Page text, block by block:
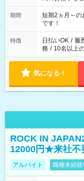
家庭の都合で
※週最低15時
期間
短期2ヵ月～
です！
特徴 日払いOK / 履
務 / 10名以上
気になる！
ROCK IN
12000円★来社
アルバイト 職種未経験